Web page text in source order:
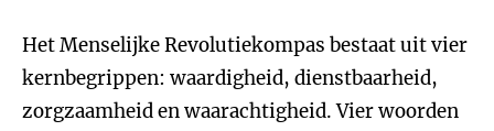
Het Menselijke Revolutiekompas bestaat uit vier
kernbegrippen: waardigheid, dienstbaarheid,
zorgzaamheid en waarachtigheid. Vier woorden